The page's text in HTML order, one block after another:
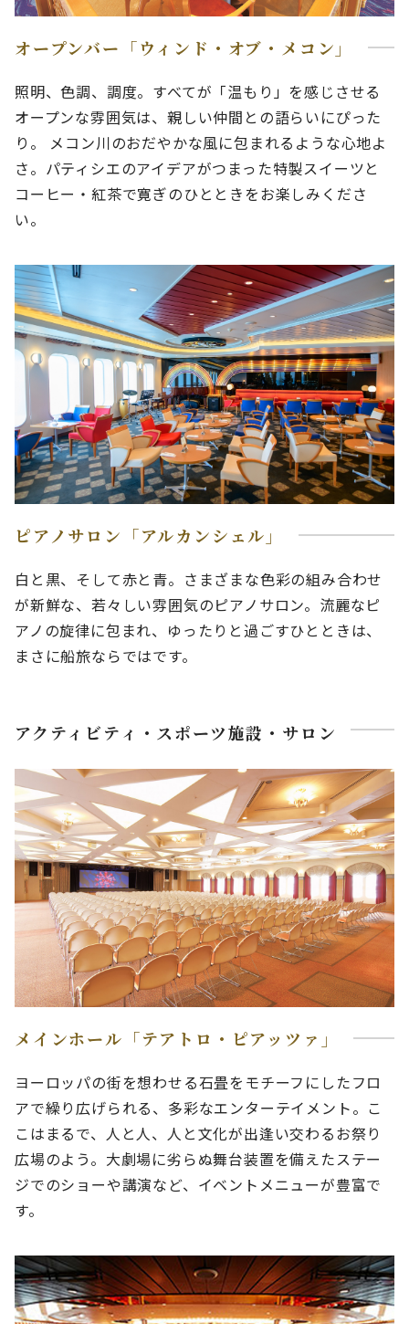
オープンバー「ウィンド・オブ・メコン」
照明、色調、調度。すべてが「温もり」を感じさせる
オープンな雰囲気は、親しい仲間との語らいにぴった
り。 メコン川のおだやかな風に包まれるような心地よ
さ。パティシエのアイデアがつまった特製スイーツと
コーヒー・紅茶で寛ぎのひとときをお楽しみくださ
い。
ピアノサロン「アルカンシェル」
白と黒、そして赤と青。さまざまな色彩の組み合わせ
が新鮮な、若々しい雰囲気のピアノサロン。流麗なピ
アノの旋律に包まれ、ゆったりと過ごすひとときは、
まさに船旅ならではです。
アクティビティ・スポーツ施設・サロン
メインホール「テアトロ・ピアッツァ」
ヨーロッパの街を想わせる石畳をモチーフにしたフロ
アで繰り広げられる、多彩なエンターテイメント。こ
こはまるで、人と人、人と文化が出逢い交わるお祭り
広場のよう。大劇場に劣らぬ舞台装置を備えたステー
ジでのショーや講演など、イベントメニューが豊富で
す。